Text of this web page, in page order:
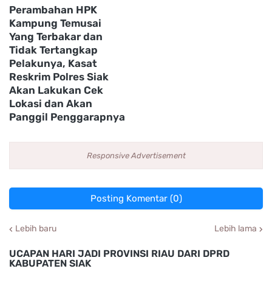
Perambahan HPK
Kampung Temusai
Yang Terbakar dan
Tidak Tertangkap
Pelakunya, Kasat
Reskrim Polres Siak
Akan Lakukan Cek
Lokasi dan Akan
Panggil Penggarapnya
Responsive Advertisement
Posting Komentar (0)
Lebih baru Lebih lama
UCAPAN HARI JADI PROVINSI RIAU DARI DPRD
KABUPATEN SIAK